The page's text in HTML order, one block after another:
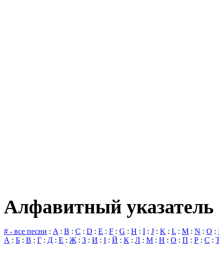
Алфавитный указатель
# - все песни : A: B : C : D : E : F : G : H : I : J : K : L : M : N : O :
А : Б : В : Г : Д : Е : Ж: З : И : І : Й : К : Л : М : Н : О : П : Р : С :